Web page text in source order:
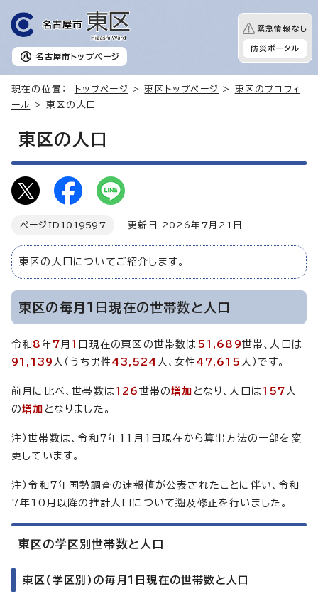
名古屋市 トップページ
緊急情報なし
防災ポータル
現在の位置： トップページ > 東区トップページ >
東区のプロフィ
ール
> 東区の人口
東区の人口
ページID 1019597 更新日 2026年7月21日
東区の人口についてご紹介します。
東区の毎月1日現在の世帯数と人口
令和 8 年7 月 1 日現在の東区の世帯数は 51,689世帯、人口は
91,139 人（うち男性43,524 人、女性47,615 人）です。
前月に比べ、世帯数は 126 世帯の増加 となり、人口は 157 人
の増加 となりました。
注）世帯数は、令和7年11月1日現在から算出方法の一部を変
更しています。
注）令和7年国勢調査の速報値が公表されたことに伴い、令和
7年10月以降の推計人口について遡及修正を行いました。
東区の学区別世帯数と人口
東区(学区別)の毎月1日現在の世帯数と人口